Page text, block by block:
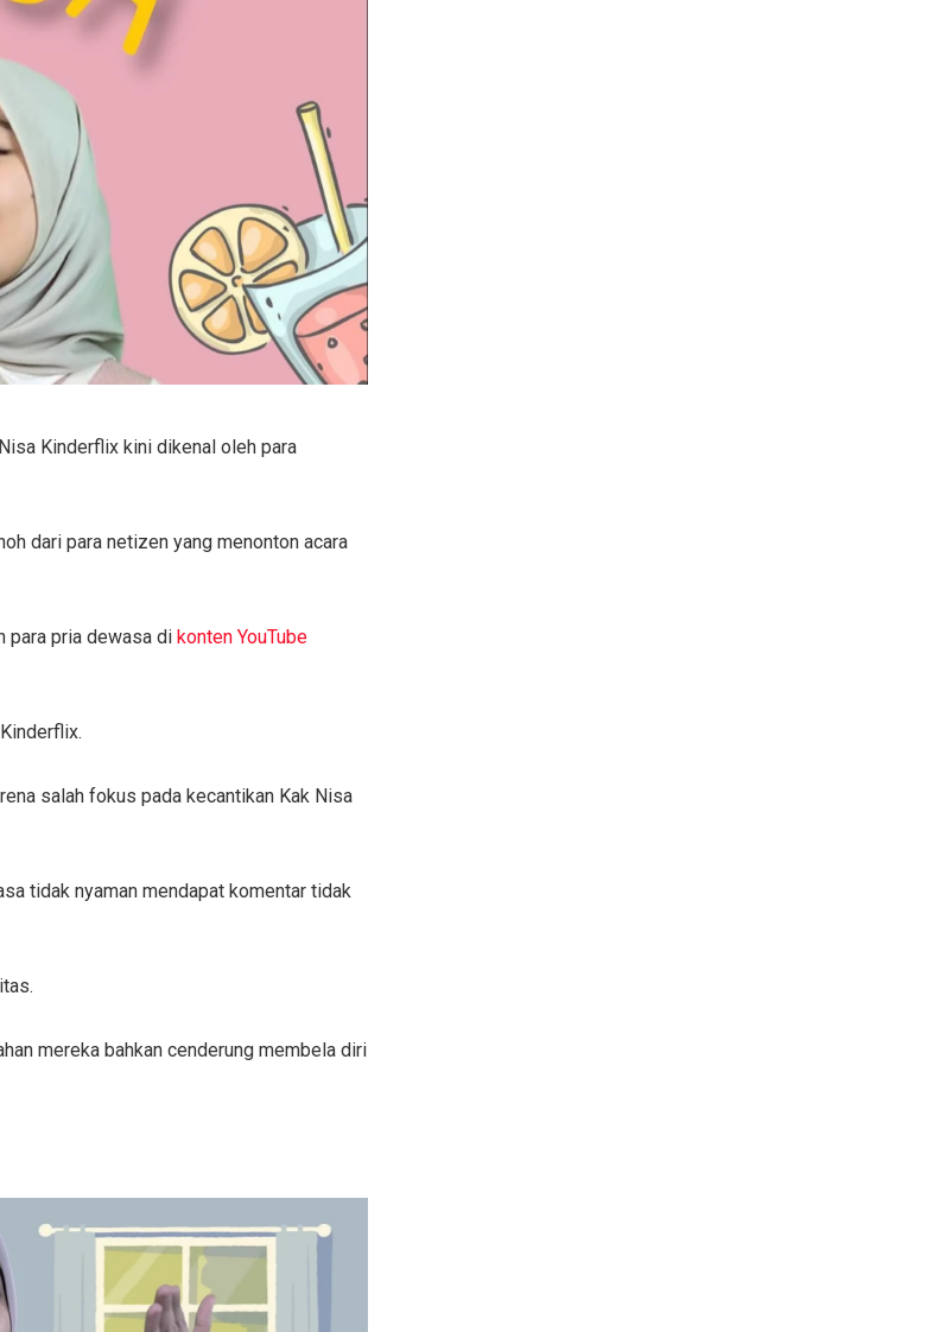
Kinderflix kini dikenal oleh para
dari para netizen yang menonton acara
para pria dewasa di konten YouTube
salah fokus pada kecantikan Kak Nisa
tidak nyaman mendapat komentar tidak
mereka bahkan cenderung membela diri